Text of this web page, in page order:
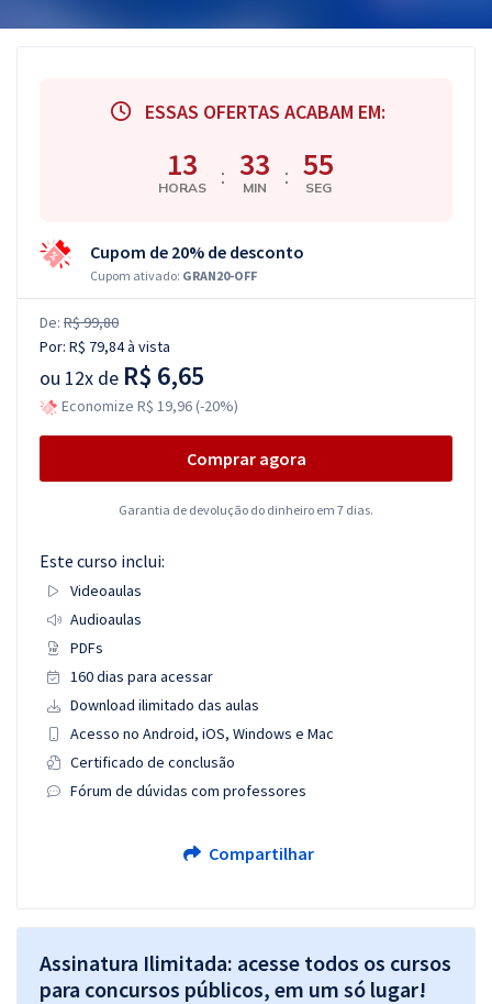
ESSAS OFERTAS ACABAM EM:
13
HORAS : 33
MIN : 55
SEG
Cupom de 20% de desconto
Cupom ativado: GRAN20-OFF
De: R$ 99,80
Por: R$ 79,84à vista
ou 12x de R$ 6,65
Economize R$ 19,96 (-20%)
Comprar agora
Garantia de devolução do dinheiro em 7 dias.
Este curso inclui:
Videoaulas
Audioaulas
PDFs
160 dias para acessar
Download ilimitado das aulas
Acesso no Android, iOS, Windows e Mac
Certificado de conclusão
Fórum de dúvidas com professores
Compartilhar
Assinatura Ilimitada: acesse todos os cursos
para concursos públicos, em um só lugar!